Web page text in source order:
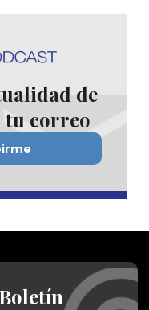
de
tu correo